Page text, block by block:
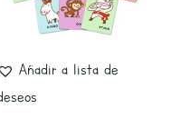
Añadir a lista de